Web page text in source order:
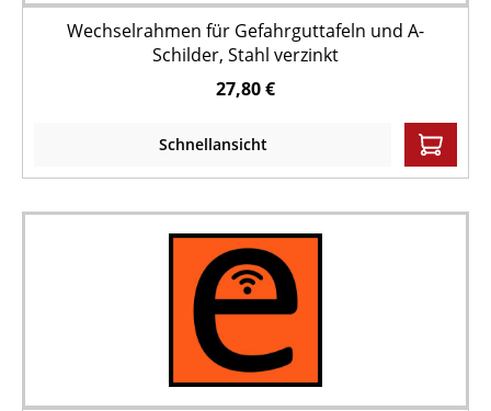
Wechselrahmen für Gefahrguttafeln und A-
Schilder, Stahl verzinkt
27,80 €
Schnellansicht